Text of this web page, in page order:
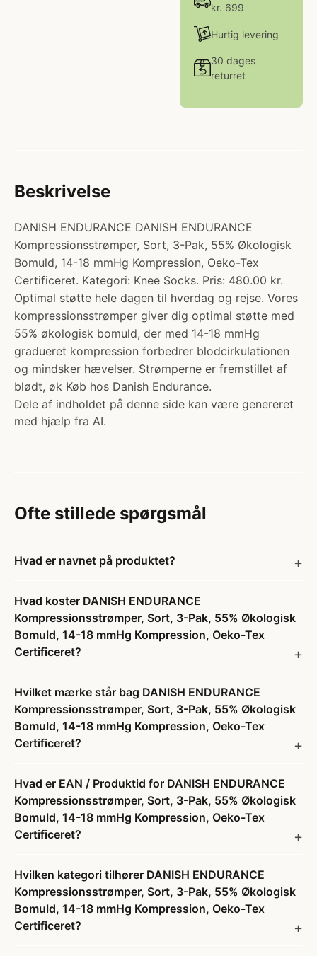
kr. 699
Hurtig levering
30 dages
returret
Beskrivelse
DANISH ENDURANCE DANISH ENDURANCE
Kompressionsstrømper, Sort, 3-Pak, 55% Økologisk
Bomuld, 14-18 mmHg Kompression, Oeko-Tex
Certificeret. Kategori: Knee Socks. Pris: 480.00 kr.
Optimal støtte hele dagen til hverdag og rejse. Vores
kompressionsstrømper giver dig optimal støtte med
55% økologisk bomuld, der med 14-18 mmHg
gradueret kompression forbedrer blodcirkulationen
og mindsker hævelser. Strømperne er fremstillet af
blødt, øk Køb hos Danish Endurance.
Dele af indholdet på denne side kan være genereret
med hjælp fra AI.
Ofte stillede spørgsmål
Hvad er navnet på produktet?
Hvad koster DANISH ENDURANCE
Kompressionsstrømper, Sort, 3-Pak, 55% Økologisk
Bomuld, 14-18 mmHg Kompression, Oeko-Tex
Certificeret?
Hvilket mærke står bag DANISH ENDURANCE
Kompressionsstrømper, Sort, 3-Pak, 55% Økologisk
Bomuld, 14-18 mmHg Kompression, Oeko-Tex
Certificeret?
Hvad er EAN / Produktid for DANISH ENDURANCE
Kompressionsstrømper, Sort, 3-Pak, 55% Økologisk
Bomuld, 14-18 mmHg Kompression, Oeko-Tex
Certificeret?
Hvilken kategori tilhører DANISH ENDURANCE
Kompressionsstrømper, Sort, 3-Pak, 55% Økologisk
Bomuld, 14-18 mmHg Kompression, Oeko-Tex
Certificeret?